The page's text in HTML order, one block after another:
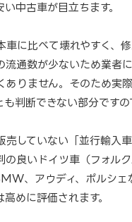
中古車が目立ちます。
車に比べて壊れやすく、
流通数が少ないため業者
ありません。そのため実
判断できない部分ですの
売していない「並行輸入
の良いドイツ車（フォル
、アウディ、ポルシェ
めに評価されます。